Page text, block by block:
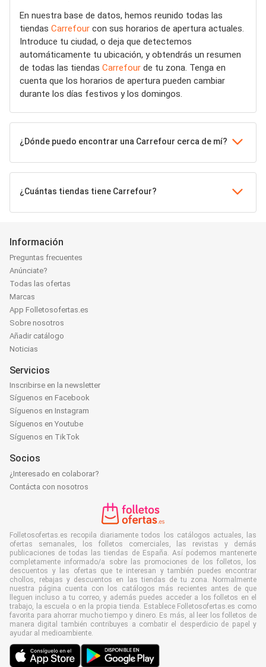
En nuestra base de datos, hemos reunido todas las
tiendas Carrefour con sus horarios de apertura actuales.
Introduce tu ciudad, o deja que detectemos
automáticamente tu ubicación, y obtendrás un resumen
de todas las tiendas Carrefour de tu zona. Tenga en
cuenta que los horarios de apertura pueden cambiar
durante los días festivos y los domingos.
¿Dónde puedo encontrar una Carrefour cerca de mí?
¿Cuántas tiendas tiene Carrefour?
Información
Preguntas frecuentes
Anúnciate?
Todas las ofertas
Marcas
App Folletosofertas.es
Sobre nosotros
Añadir catálogo
Noticias
Servicios
Inscribirse en la newsletter
Síguenos en Facebook
Síguenos en Instagram
Síguenos en Youtube
Síguenos en TikTok
Socios
¿Interesado en colaborar?
Contácta con nosotros
Folletosofertas.es recopila diariamente todos los catálogos actuales, las
ofertas semanales, los folletos comerciales, las revistas y demás
publicaciones de todas las tiendas de España. Así podemos mantenerte
completamente informado/a sobre las promociones de los folletos, los
descuentos y las ofertas que te interesan y también puedes encontrar
chollos, rebajas y descuentos en las tiendas de tu zona. Normalmente
nuestra página cuenta con los catálogos más recientes antes de que
lleguen incluso a tu correo, y además puedes acceder a los folletos en el
trabajo, la escuela o en la propia tienda. Establece Folletosofertas.es como
favorita para ahorrar mucho tiempo y dinero. Es más, al leer los folletos de
manera digital también contribuyes a combatir el desperdicio de papel y
ayudar al medioambiente.